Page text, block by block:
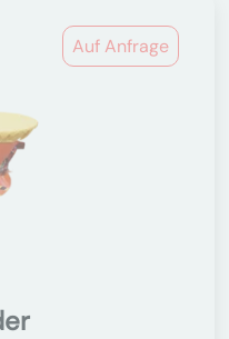
Auf Anfrage